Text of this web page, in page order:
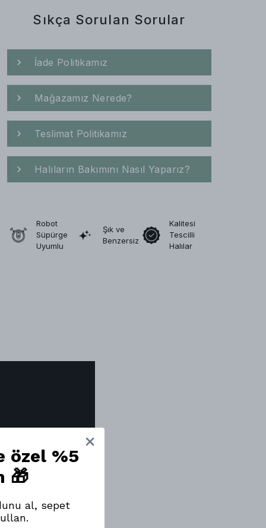
Sıkça Sorulan Sorular
İade Politikamız
Mağazamız Nerede?
Teslimat Politikamız
Halıların Bakımını Nasıl Yaparız?
Robot
Süpürge
Uyumlu
Şık ve
Benzersiz
Kalitesi
Tescilli
Halılar
özel %5
🎁
al, sepet